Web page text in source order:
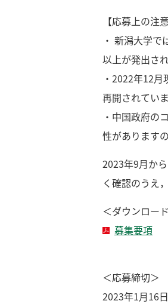
【応募上の注意
・ 新潟大学
以上が発出さ
・2022年12
再開されていま
・中国政府の
性があります
2023年9月か
く確認のうえ
＜ダウンロー
募集要項
＜応募締切
2023年1月16